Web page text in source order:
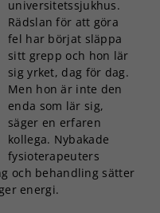
universitetssjukhus.
Rädslan för att göra
fel har börjat släppa
sitt grepp och hon lär
sig yrket, dag för dag.
Men hon är inte den
enda som lär sig,
säger en erfaren
kollega. Nybakade
fysioterapeuters
och behandling sätter
energi.